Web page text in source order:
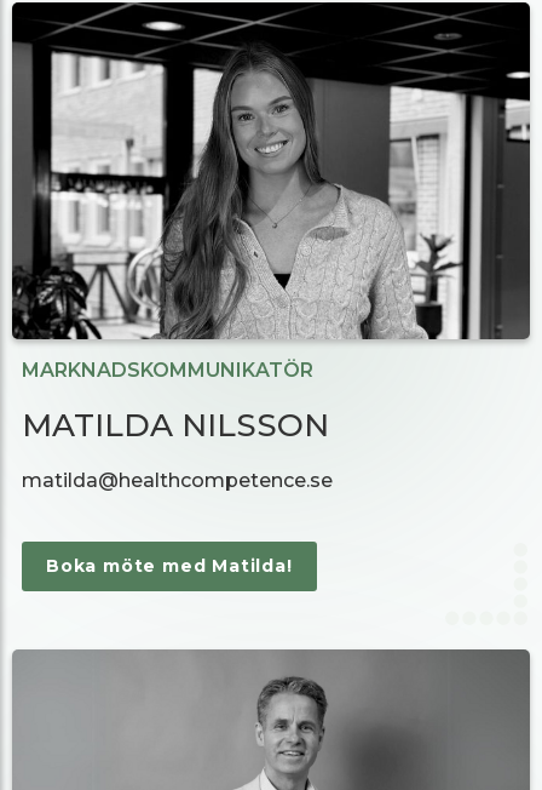
MARKNADSKOMMUNIKATÖR
MATILDA NILSSON
matilda@healthcompetence.se
Boka möte med Matilda!